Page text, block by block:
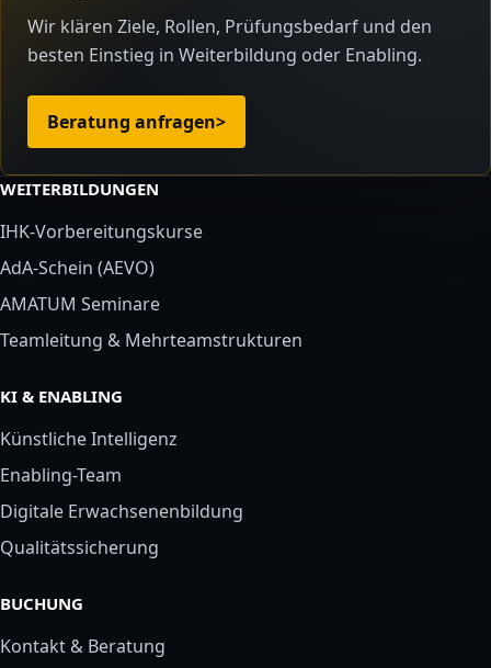
Wir klären Ziele, Rollen, Prüfungsbedarf und den
besten Einstieg in Weiterbildung oder Enabling.
Beratung anfragen>
WEITERBILDUNGEN
IHK-Vorbereitungskurse
AdA-Schein (AEVO)
AMATUM Seminare
Teamleitung & Mehrteamstrukturen
KI & ENABLING
Künstliche Intelligenz
Enabling-Team
Digitale Erwachsenenbildung
Qualitätssicherung
BUCHUNG
Kontakt & Beratung